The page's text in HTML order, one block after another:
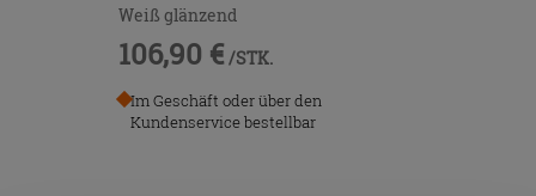
Weiß glänzend
106,90 € /STK.
Im Geschäft oder über den
Kundenservice bestellbar